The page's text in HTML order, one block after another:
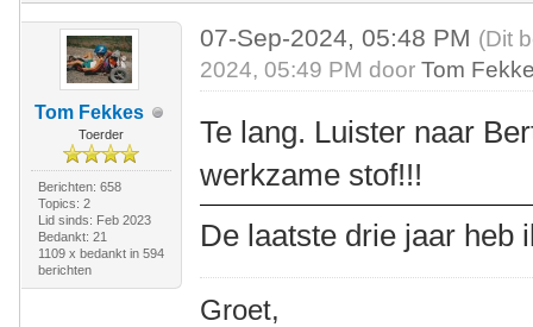
Tom Fekkes
Toerder
Berichten: 658
Topics: 2
Lid sinds: Feb 2023
Bedankt: 21
1109 x bedankt in 594
berichten
07-Sep-2024, 05:48 PM (Dit
2024, 05:49 PM doorTom
Te lang. Luister naar
werkzame stof!!!
De laatste drie jaar heb
Groet,